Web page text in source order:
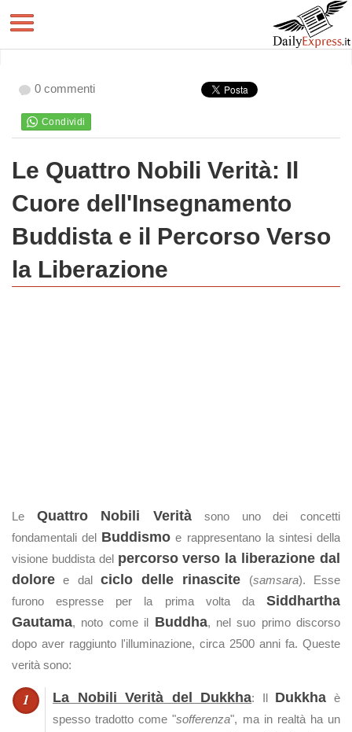
0 commenti
Le Quattro Nobili Verità: Il
Cuore dell'Insegnamento
Buddista e il Percorso Verso
la Liberazione
Le Quattro Nobili Verità sono uno dei concetti
fondamentali del Buddismo e rappresentano la sintesi della
visione buddista del percorso verso la liberazione dal
dolore e dal ciclo delle rinascite (samsara). Esse
furono espresse per la prima volta da Siddhartha
Gautama, noto come il Buddha, nel suo primo discorso
dopo aver raggiunto l'illuminazione, circa 2500 anni fa. Queste
verità sono:
La Nobili Verità del Dukkha: Il Dukkha è
spesso tradotto come "sofferenza", ma in realtà ha un